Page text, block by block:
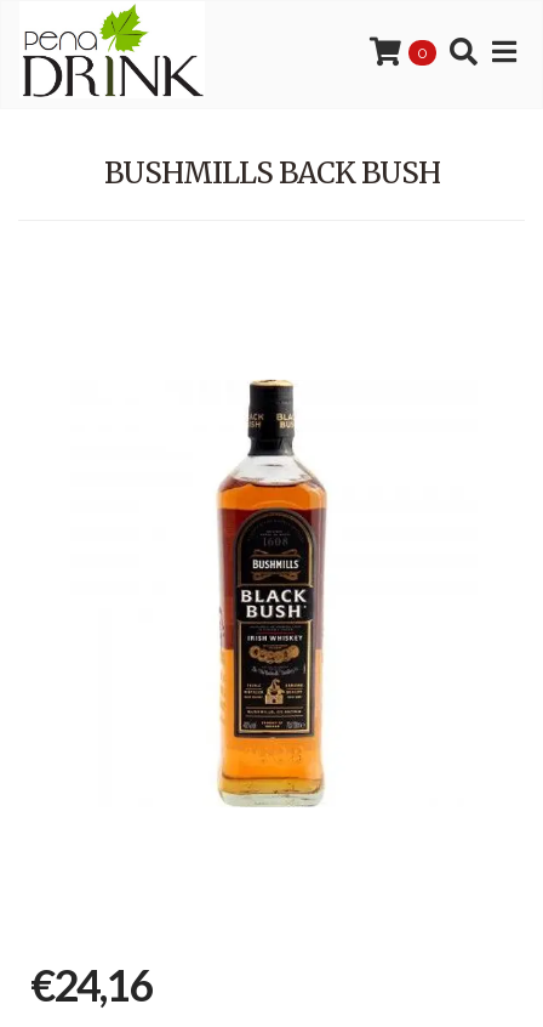
0
BUSHMILLS BACK BUSH
€24,16